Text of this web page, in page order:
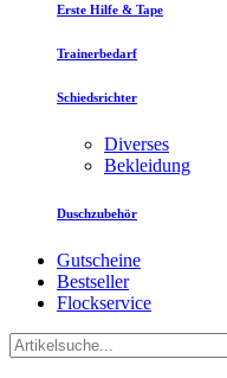
Erste Hilfe & Tape
Trainerbedarf
Schiedsrichter
Diverses
Bekleidung
Duschzubehör
Gutscheine
Bestseller
Flockservice